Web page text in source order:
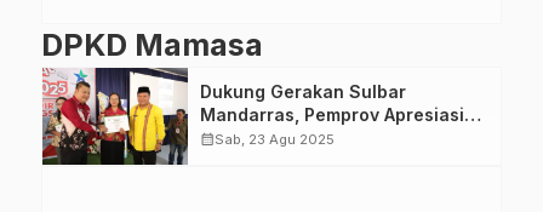
DPKD Mamasa
Dukung Gerakan Sulbar
Mandarras, Pemprov Apresiasi
Festival Literasi DPKD Mamasa
calendar_monthSab, 23 Agu 2025